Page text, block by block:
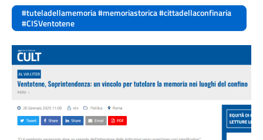
#tuteladellamemoria #memoriastorica #cittadellaconfinaria
#CISVentotene